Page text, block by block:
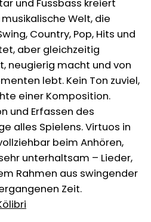
und Fussbass kreiert
Welt, die
Country, Pop, Hits und
aber gleichzeitig
neugierig macht und von
lebt. Kein Ton zuviel,
einer Komposition.
und Erfassen des
alles Spielens. Virtuos in
beim Anhören,
unterhaltsam – Lieder,
Rahmen aus swingender
Zeit.